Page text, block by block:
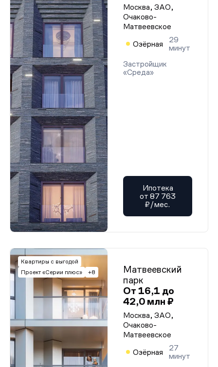
Москва, ЗАО,
Очаково-
Матвеевское
Озёрная
29
минут
Застройщик
«Среда»
Ипотека
от 87 763
₽/мес.
Квартиры с выгодой
Проект «Серии плюс»
+8
Матвеевский
парк
От 16,1 до
42,0 млн ₽
Москва, ЗАО,
Очаково-
Матвеевское
Озёрная
27
минут